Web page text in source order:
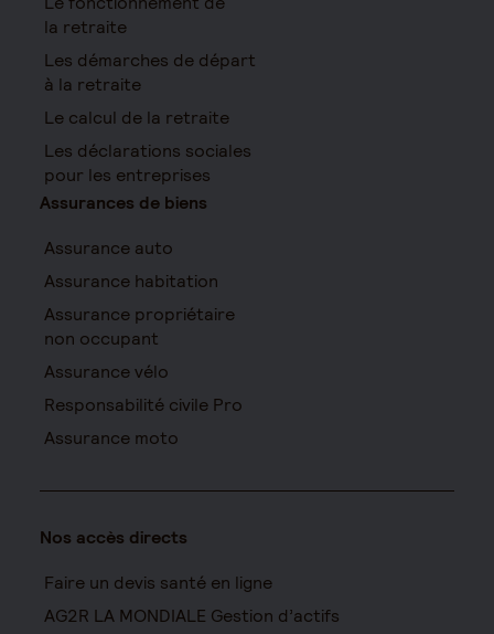
la retraite
Les démarches de départ
à la retraite
Le calcul de la retraite
Les déclarations sociales
pour les entreprises
Assurances de biens
Assurance auto
Assurance habitation
Assurance propriétaire
non occupant
Assurance vélo
Responsabilité civile Pro
Assurance moto
Nos accès directs
Faire un devis santé en ligne
AG2R LA MONDIALE Gestion d’actifs